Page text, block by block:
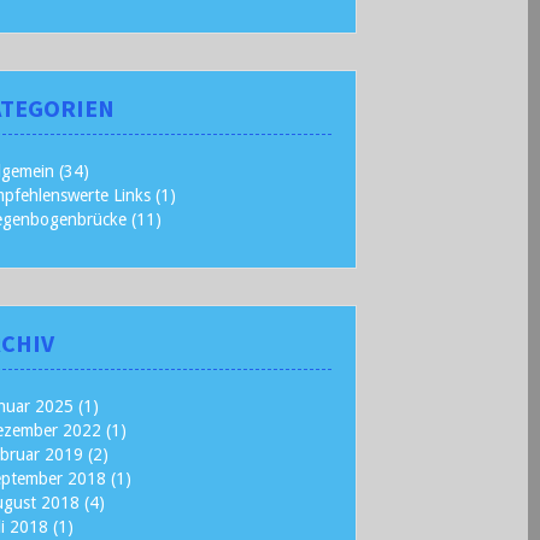
(34)
Links (1)
(11)
2025 (1)
2022 (1)
2019 (2)
2018 (1)
2018 (4)
2018 (1)